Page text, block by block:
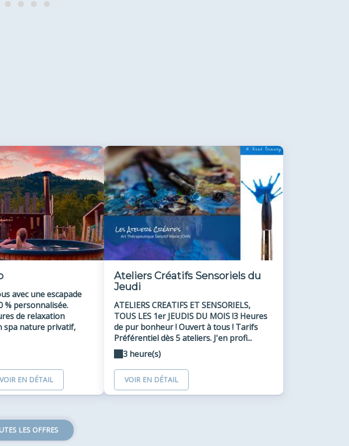
avec une escapade
% personnalisée.
de relaxation
spa nature privatif,
VOIR EN DÉTAIL
Ateliers Créatifs Sensoriels du
Jeudi
ATELIERS CREATIFS ET SENSORIELS,
TOUS LES 1er JEUDIS DU MOIS !3 Heures
de pur bonheur ! Ouvert à tous ! Tarifs
Préférentiel dès 5 ateliers. J'en profi...
3 heure(s)
VOIR EN DÉTAIL
LES OFFRES